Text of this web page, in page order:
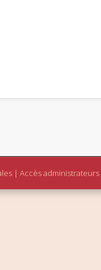
| Accès administrateurs